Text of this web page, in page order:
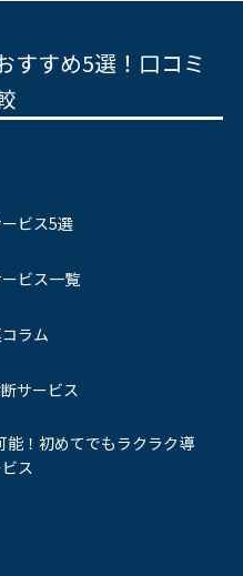
すすめ5選！口コミ
ビス5選
ビス一覧
ラム
サービス
能！初めてでもラクラク導
ス